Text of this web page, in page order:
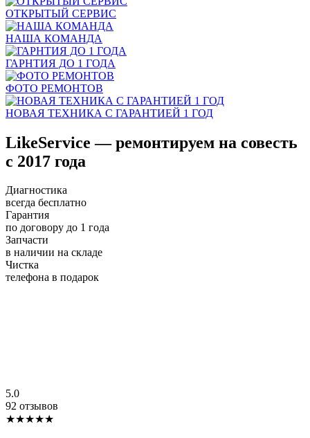
ОТКРЫТЫЙ СЕРВИС
НАША КОМАНДА
ГАРНТИЯ ДО 1 ГОДА
ФОТО РЕМОНТОВ
НОВАЯ ТЕХНИКА С ГАРАНТИЕЙ 1 ГОД
LikeService — ремонтируем на совесть
с 2017 года
Диагностика
всегда бесплатно
Гарантия
по договору до 1 года
Запчасти
в наличии на складе
Чистка
телефона в подарок
5.0
92 отзывов
★★★★★